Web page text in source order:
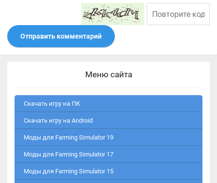
Отправить комментарий
Меню сайта
Скачать игру на ПК
Скачать игру на Android
Моды для Farming Simulator 19
Моды для Farming Simulator 17
Моды для Farming Simulator 15